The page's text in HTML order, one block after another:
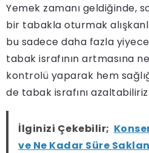
Yemek zamanı geldiğinde,
bir tabakla oturmak
bu sadece daha fazla
tabak israfının artmasına
kontrolü yaparak hem
de tabak israfını azaltabiliriz.
İlginizi Çekebilir;
ve Ne Kadar Süre